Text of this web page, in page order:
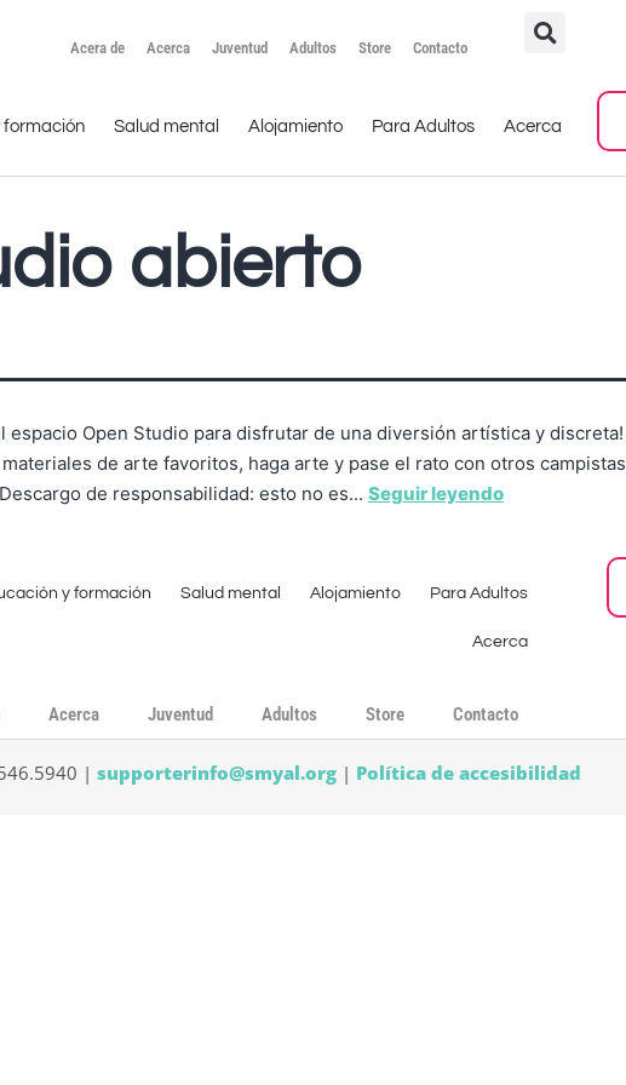
Acera de Acerca Juventud Adultos Store Contacto
formación Salud mental Alojamiento Para Adultos Acerca
abierto
espacio Open Studio para disfrutar de una diversión artística y discreta!
de arte favoritos, haga arte y pase el rato con otros campistas
de responsabilidad: esto no es... Seguir leyendo
y formación Salud mental Alojamiento Para Adultos
Acerca
Acerca Juventud Adultos Store Contacto
| supporterinfo@smyal.org | Política de accesibilidad